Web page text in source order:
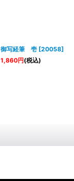
御写経筆 壱 [20058]
1,860円(税込)